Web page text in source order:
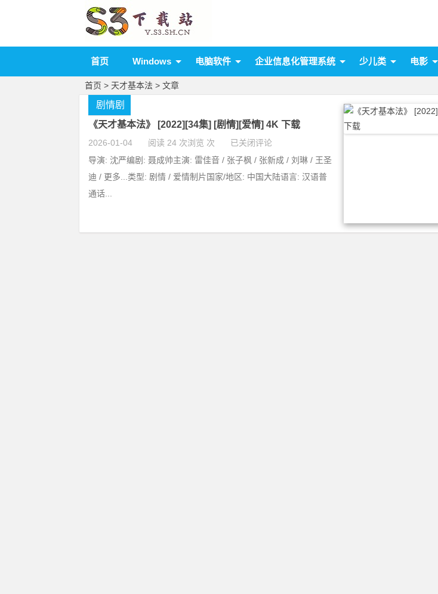
首页 Windows 电脑软件 企业信息化管理系统 少儿类 电影
首页 > 天才基本法 > 文章
《天才基本法》 [2022][34集] [剧情][爱情] 4K 下载
2026-01-04 阅读 24 次浏览 次 已关闭评论
剧情剧
导演: 沈严编剧: 聂成帅主演: 雷佳音 / 张子枫 / 张新成 / 刘琳 / 王圣
迪 / 更多...类型: 剧情 / 爱情制片国家/地区: 中国大陆语言: 汉语普
通话...